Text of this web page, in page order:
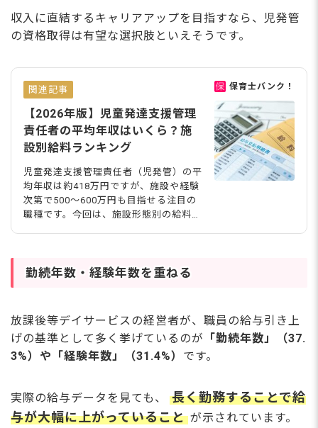
収入に直結するキャリアアップを目指すなら、児発管
の資格取得は有望な選択肢といえそうです。
関連記事
【2026年版】児童発達支援管理
責任者の平均年収はいくら？施
設別給料ランキング
児童発達支援管理責任者（児発管）の平
均年収は約418万円ですが、施設や経験
次第で500〜600万円も目指せる注目の
職種です。今回は、施設形態別の給料ラ
修も詳しく紹介します。 この記事でわ
0万円（約2カ月分）が目安 施設形態で
給与に差が出る 入所施設や訪問系が高
給与。通所なら児童発達支援より放課後
等デイが高い傾向 年収600万円以上も可
入を目指
保育士バンク！
勤続年数・経験年数を重ねる
放課後等デイサービスの経営者が、職員の給与引き上
げの基準として多く挙げているのが
「勤続年数」（37.
3%）や「経験年数」（31.4%） です。
実際の給与データを見ても、
長く勤務することで給
与が大幅に上がっていること が示されています。